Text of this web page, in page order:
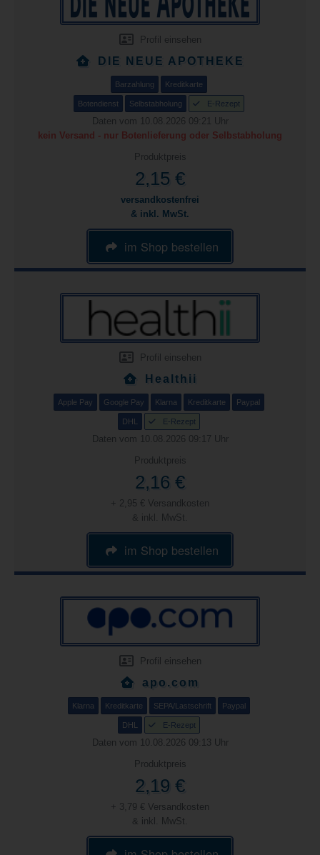
Profil einsehen
DIE NEUE APOTHEKE
Barzahlung Kreditkarte
Botendienst Selbstabholung E-Rezept
Daten vom 10.08.2026 09:21 Uhr
kein Versand - nur Botenlieferung oder Selbstabholung
Produktpreis
2,15 €
versandkostenfrei
& inkl. MwSt.
im Shop bestellen
Profil einsehen
Healthii
Apple Pay Google Pay Klarna Kreditkarte Paypal
DHL E-Rezept
Daten vom 10.08.2026 09:17 Uhr
Produktpreis
2,16 €
+ 2,95 € Versandkosten
& inkl. MwSt.
im Shop bestellen
Profil einsehen
apo.com
Klarna Kreditkarte SEPA/Lastschrift Paypal
DHL E-Rezept
Daten vom 10.08.2026 09:13 Uhr
Produktpreis
2,19 €
+ 3,79 € Versandkosten
& inkl. MwSt.